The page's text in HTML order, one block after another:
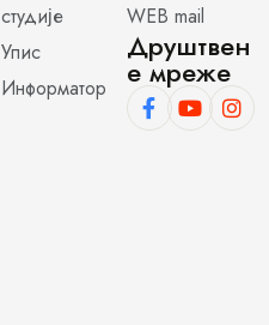
студије
Упис
Информатор
WEB mail
Друштвен
е мреже